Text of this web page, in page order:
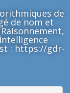
de
de nom et
: https://gdr-